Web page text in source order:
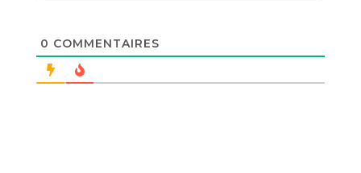
0 COMMENTAIRES